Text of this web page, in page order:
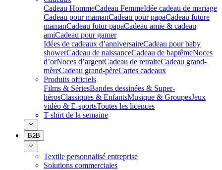
Cadeau HommeCadeau FemmeIdée cadeau de mariage​
Cadeau pour mamanCadeau pour papaCadeau future
mamanCadeau futur papaCadeau amie & cadeau
amiCadeau pour gamer
Idées de cadeaux d’anniversaireCadeau pour baby
showerCadeau de naissanceCadeau de baptêmeNoces
d’orNoces d’argentCadeau de retraiteCadeau grand-
mèreCadeau grand-pèreCartes cadeaux
Produits officiels
Films & SériesBandes dessinées & Super-
hérosClassiques & EnfantsMusique & GroupesJeux
vidéo & E-sportsToutes les licences
T-shirt de la semaine
B2B
Textile personnalisé entreprise
Solutions commerciales